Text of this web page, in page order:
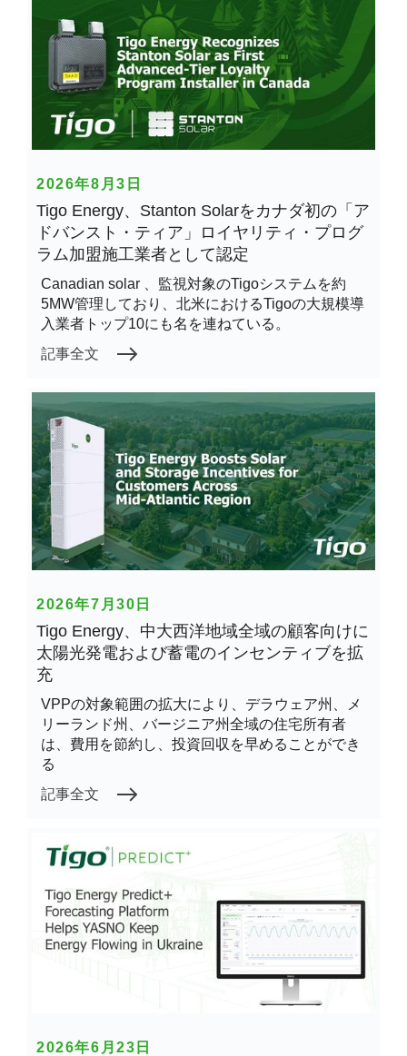
2026年8月3日
Tigo Energy、Stanton Solarをカナダ初の「ア
ドバンスト・ティア」ロイヤリティ・プログ
ラム加盟施工業者として認定
Canadian solar 、監視対象のTigoシステムを約
5MW管理しており、北米におけるTigoの大規模導
入業者トップ10にも名を連ねている。
記事全文
2026年7月30日
Tigo Energy、中大西洋地域全域の顧客向けに
太陽光発電および蓄電のインセンティブを拡
充
VPPの対象範囲の拡大により、デラウェア州、メ
リーランド州、バージニア州全域の住宅所有者
は、費用を節約し、投資回収を早めることができ
る
記事全文
2026年6月23日